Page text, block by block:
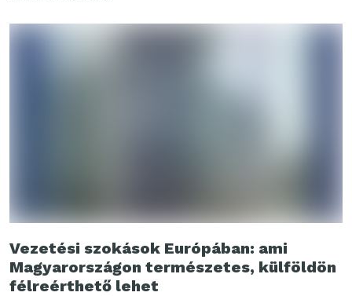
Vezetési szokások Európában: ami
Magyarországon természetes, külföldön
félreérthető lehet